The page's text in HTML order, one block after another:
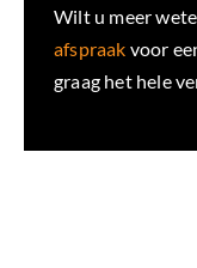
Wilt u meer
afspraak voor
graag het hele